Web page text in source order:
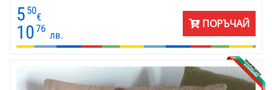
5 50
€
1076
лв.
ПОРЪЧАЙ